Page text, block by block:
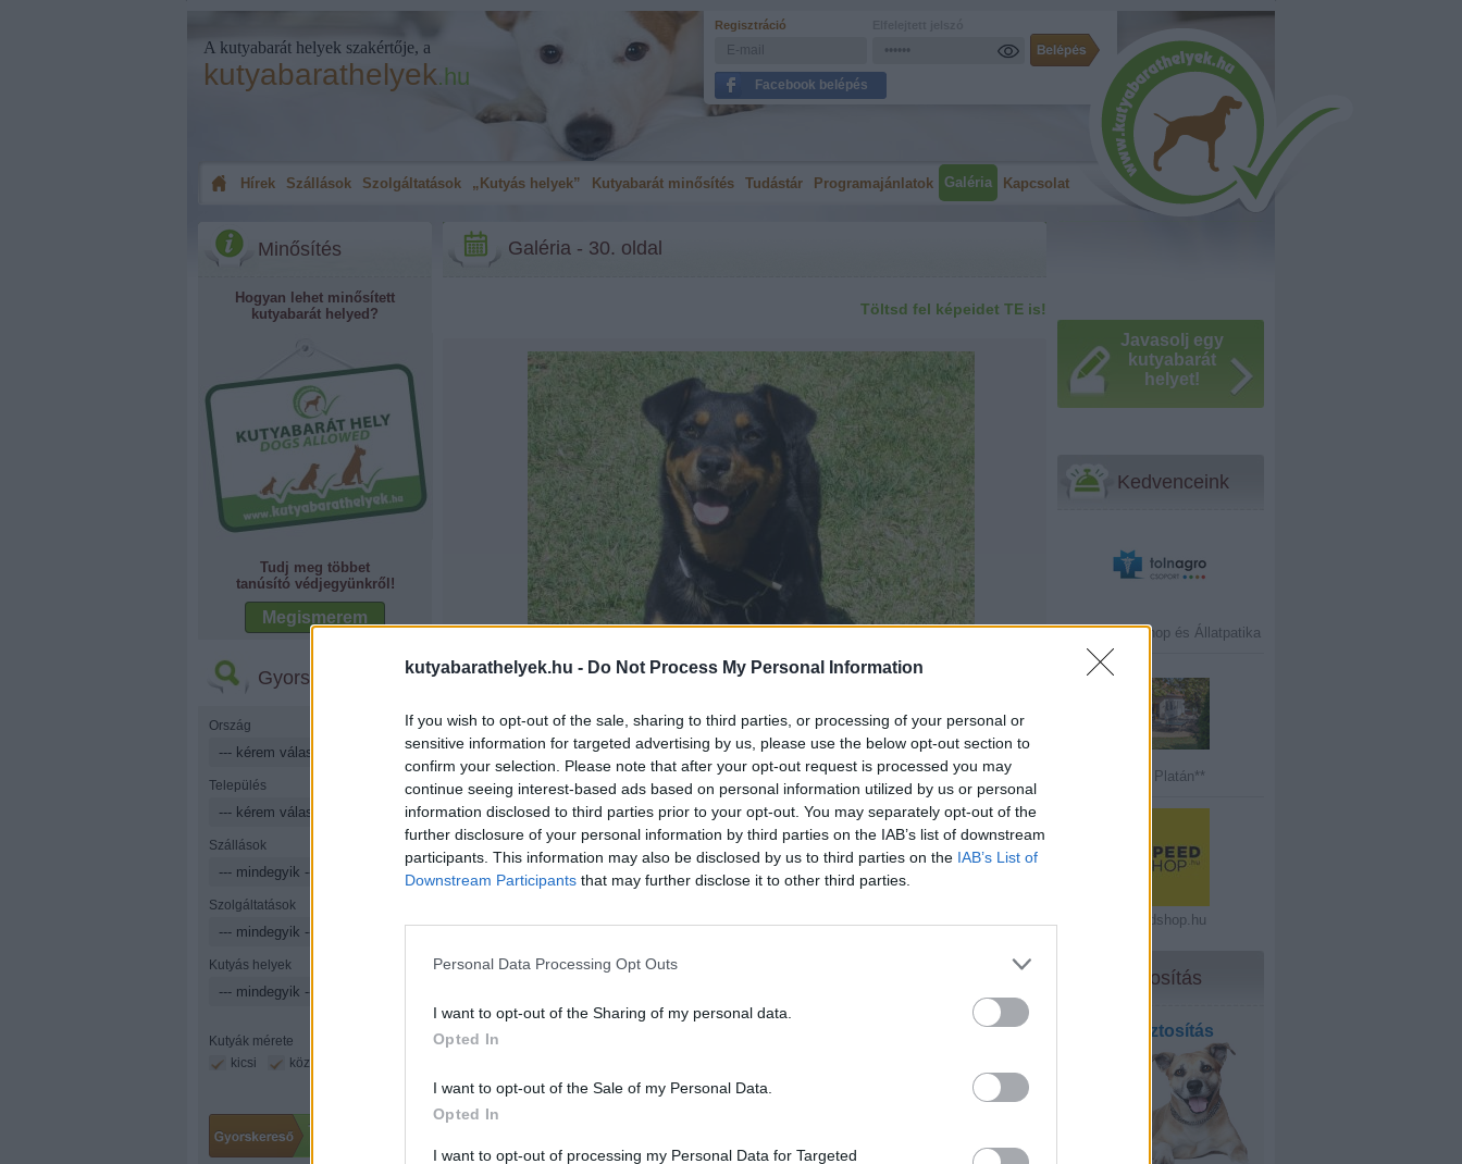
kutyabarathelyek.hu - Do Not Process My Personal Information
If you wish to opt-out of the sale, sharing to third parties, or processing of your personal or
sensitive information for targeted advertising by us, please use the below opt-out section to
confirm your selection. Please note that after your opt-out request is processed you may
continue seeing interest-based ads based on personal information utilized by us or personal
information disclosed to third parties prior to your opt-out. You may separately opt-out of the
further disclosure of your personal information by third parties on the IAB’s list of downstream
participants. This information may also be disclosed by us to third parties on the IAB’s List of
Downstream Participants that may further disclose it to other third parties.
Personal Data Processing Opt Outs
I want to opt-out of the Sharing of my personal data.
Opted In
I want to opt-out of the Sale of my Personal Data.
Opted In
I want to opt-out of processing my Personal Data for Targeted
A kutyabarát helyek szakértője, a
kutyabarathelyek.hu
Regisztráció
Facebook belépés
Hírek Szállások Szolgáltatások „Kutyás helyek” Kutyabarát minősítés Tudástár Programajánlatok Galéria Kapcsolat
Minősítés
Hogyan lehet minősített
kutyabarát helyed?
Tudj meg többet
tanúsító védjegyünkről!
Megismerem
Gyorskereső
Ország
Település
Szállások
Szolgáltatások
Kutyás helyek
Kutyák mérete
kicsi
közepes
Galéria - 30. oldal
Töltsd fel képeidet TE is!
Javasolj egy
kutyabarát
helyet!
Kedvenceink
Tolnagro Petshop és Állatpatika
Hotel Platán**
Speedshop.hu
Biztosítás
Kisállat biztosítás